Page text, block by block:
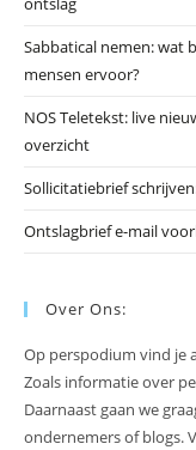
Sabbatical nemen: wat
mensen ervoor?
NOS Teletekst: live
overzicht
Sollicitatiebrief
Ontslagbrief e-mail
Over Ons:
Op perspodium vind je
Zoals informatie over
Daarnaast gaan we
ondernemers of blogs.